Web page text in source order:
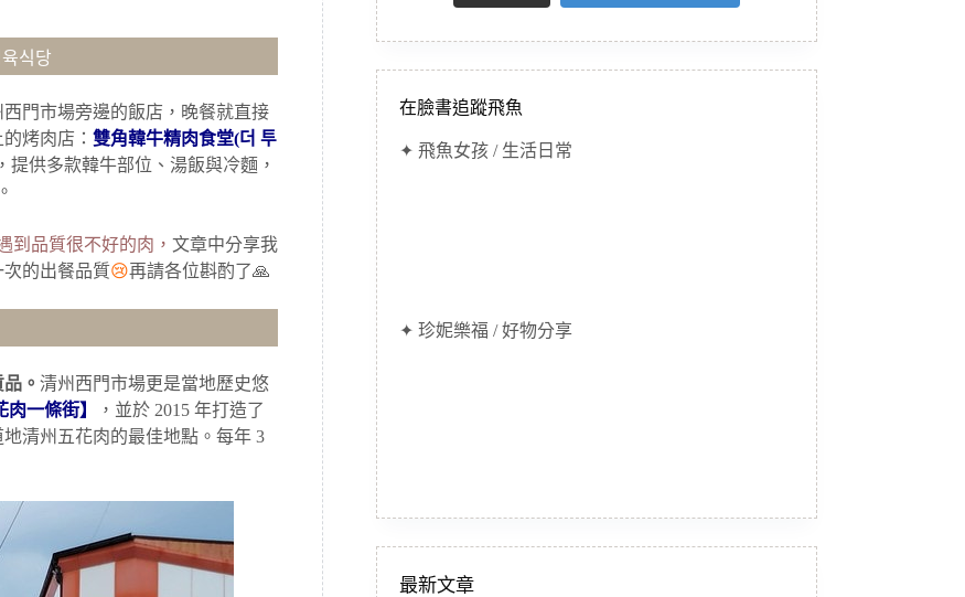
식당
門市場旁邊的飯店，晚餐就直接
烤肉店： 雙角韓牛精肉食堂(더 투
提供多款韓牛部位、湯飯與冷麵，
到品質很不好的肉， 文章中分享我
的出餐品質😢再請各位斟酌了🙏
。 清州西門市場更是當地歷史悠
肉一條街】
，並於 2015 年打造了
清州五花肉的最佳地點。每年 3
在臉書追蹤飛魚
✦ 飛魚女孩 / 生活日常
✦ 珍妮樂福 / 好物分享
最新文章